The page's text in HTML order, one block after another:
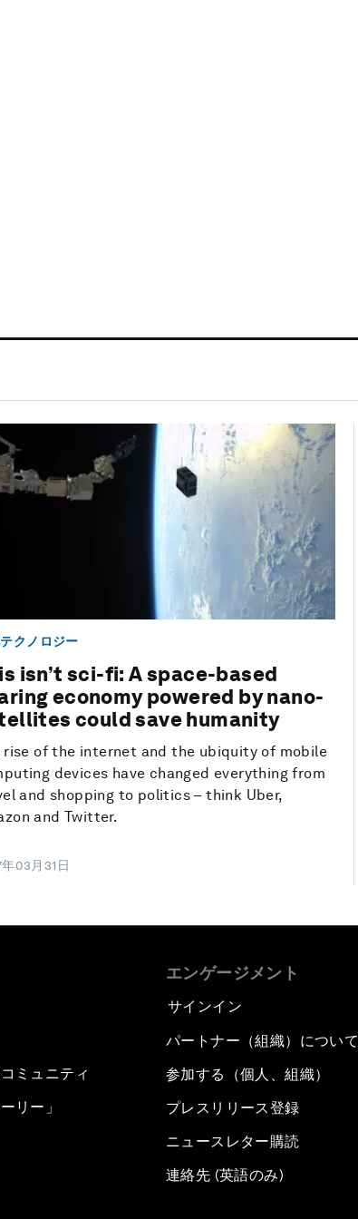
クノロジー
isn’t sci-fi: A space-based
economy powered by nano-
could save humanity
rise of the internet and the ubiquity of mobile
devices have changed everything from
and shopping to politics – think Uber,
and Twitter.
03月31日
ミュニティ
リー」
エンゲージメント
サインイン
パートナー（組織）について
参加する（個人、組織）
プレスリリース登録
ニュースレター購読
連絡先 (英語のみ)